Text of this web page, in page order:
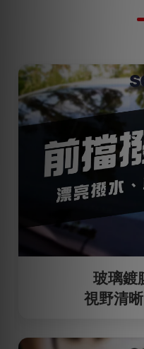
玻璃鍍
視野清